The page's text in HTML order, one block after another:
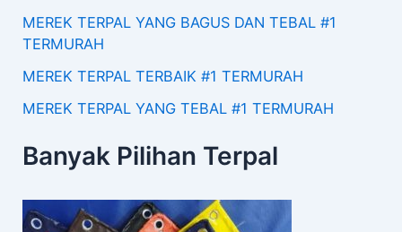
MEREK TERPAL YANG BAGUS DAN TEBAL #1
TERMURAH
MEREK TERPAL TERBAIK #1 TERMURAH
MEREK TERPAL YANG TEBAL #1 TERMURAH
Banyak Pilihan Terpal